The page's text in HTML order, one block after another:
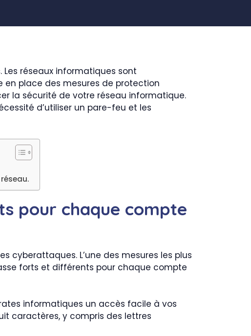
réseaux informatiques sont
place des mesures de protection
la sécurité de votre réseau informatique.
d’utiliser un pare-feu et les
pour chaque compte
cyberattaques. L’une des mesures les plus
forts et différents pour chaque compte
informatiques un accès facile à vos
caractères, y compris des lettres